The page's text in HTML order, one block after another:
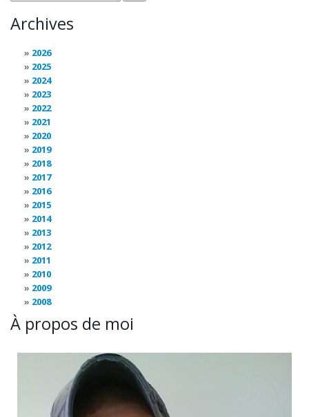
Archives
2026
2025
2024
2023
2022
2021
2020
2019
2018
2017
2016
2015
2014
2013
2012
2011
2010
2009
2008
À propos de moi